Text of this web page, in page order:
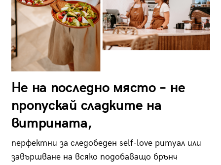
Не на последно място – не
пропускай сладките на
витрината,
перфектни за следобеден self-love ритуал или
завършване на всяко подобаващо брънч